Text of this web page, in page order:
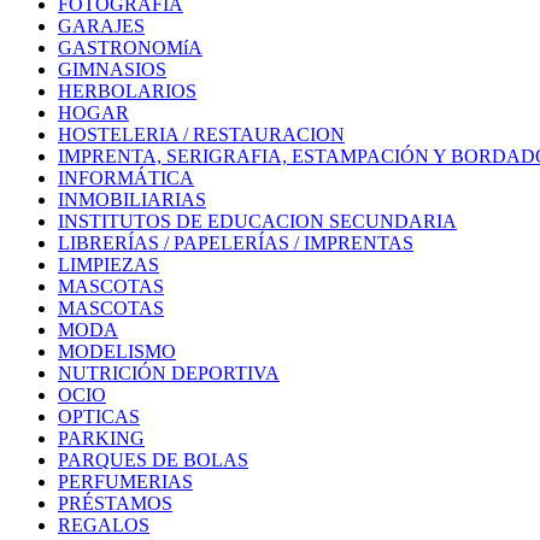
GARAJES
GASTRONOMíA
GIMNASIOS
HERBOLARIOS
HOGAR
HOSTELERIA / RESTAURACION
IMPRENTA, SERIGRAFIA, ESTAMPACIÓN Y
INFORMÁTICA
INMOBILIARIAS
INSTITUTOS DE EDUCACION SECUNDARIA
LIBRERÍAS / PAPELERÍAS / IMPRENTAS
LIMPIEZAS
MASCOTAS
MASCOTAS
MODA
MODELISMO
NUTRICIÓN DEPORTIVA
OCIO
OPTICAS
PARKING
PARQUES DE BOLAS
PERFUMERIAS
PRÉSTAMOS
REGALOS